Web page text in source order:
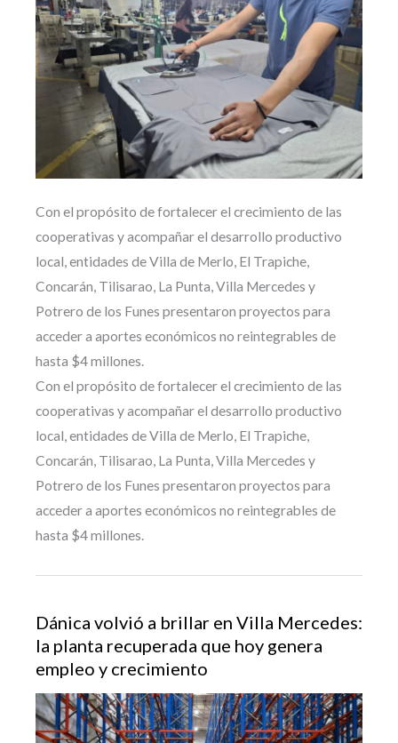
Con el propósito de fortalecer el crecimiento de las
cooperativas y acompañar el desarrollo productivo
local, entidades de Villa de Merlo, El Trapiche,
Concarán, Tilisarao, La Punta, Villa Mercedes y
Potrero de los Funes presentaron proyectos para
acceder a aportes económicos no reintegrables de
hasta $4 millones.
Con el propósito de fortalecer el crecimiento de las
cooperativas y acompañar el desarrollo productivo
local, entidades de Villa de Merlo, El Trapiche,
Concarán, Tilisarao, La Punta, Villa Mercedes y
Potrero de los Funes presentaron proyectos para
acceder a aportes económicos no reintegrables de
hasta $4 millones.
Dánica volvió a brillar en Villa Mercedes:
la planta recuperada que hoy genera
empleo y crecimiento